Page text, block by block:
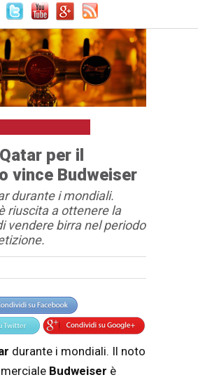
per il
vince Budweiser
durante i mondiali.
riuscita a ottenere la
vendere birra nel periodo
durante i mondiali. Il noto
Budweiser è